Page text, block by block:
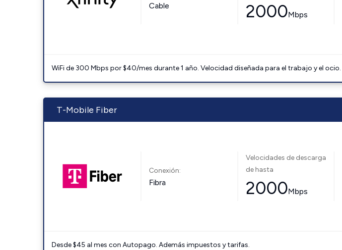
Cable 2000Mbps
WiFi de 300 Mbps por $40/mes durante 1 año. Velocidad diseñada para el trabajo y el
T-Mobile Fiber
Conexión:
Fibra
Velocidades de descarga
de hasta
2000Mbps
Desde $45 al mes con Autopago. Además impuestos y tarifas.